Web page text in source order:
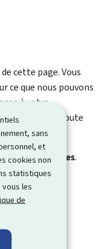
sans
et
cookies non
statistiques
les
de
cette page. Vous
ce que nous pouvons
à votre
contact pour toute
obligatoires.
? *